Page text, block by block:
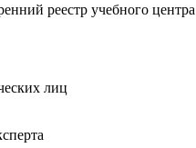
реестр учебного центра
лиц